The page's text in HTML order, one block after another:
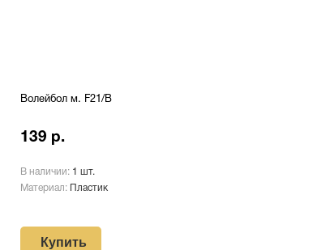
Волейбол м. F21/В
139 р.
В наличии: 1 шт.
Материал:
Пластик
Купить